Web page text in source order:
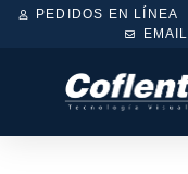
PEDIDOS EN LÍNEA
EMAIL